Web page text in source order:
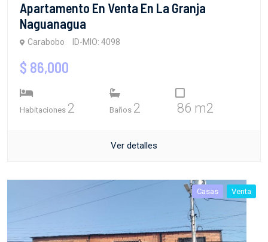
Apartamento En Venta En La Granja
Naguanagua
Carabobo ID-MIO: 4098
$ 86,000
Habitaciones 2 Baños 2 86 m2
Ver detalles
Casas Venta